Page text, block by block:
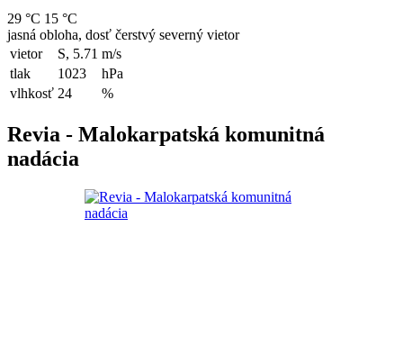
29 °C 15 °C
jasná obloha, dosť čerstvý severný vietor
vietor
S, 5.71 m/s
tlak
1023
hPa
vlhkosť 24 %
Revia - Malokarpatská komunitná
nadácia